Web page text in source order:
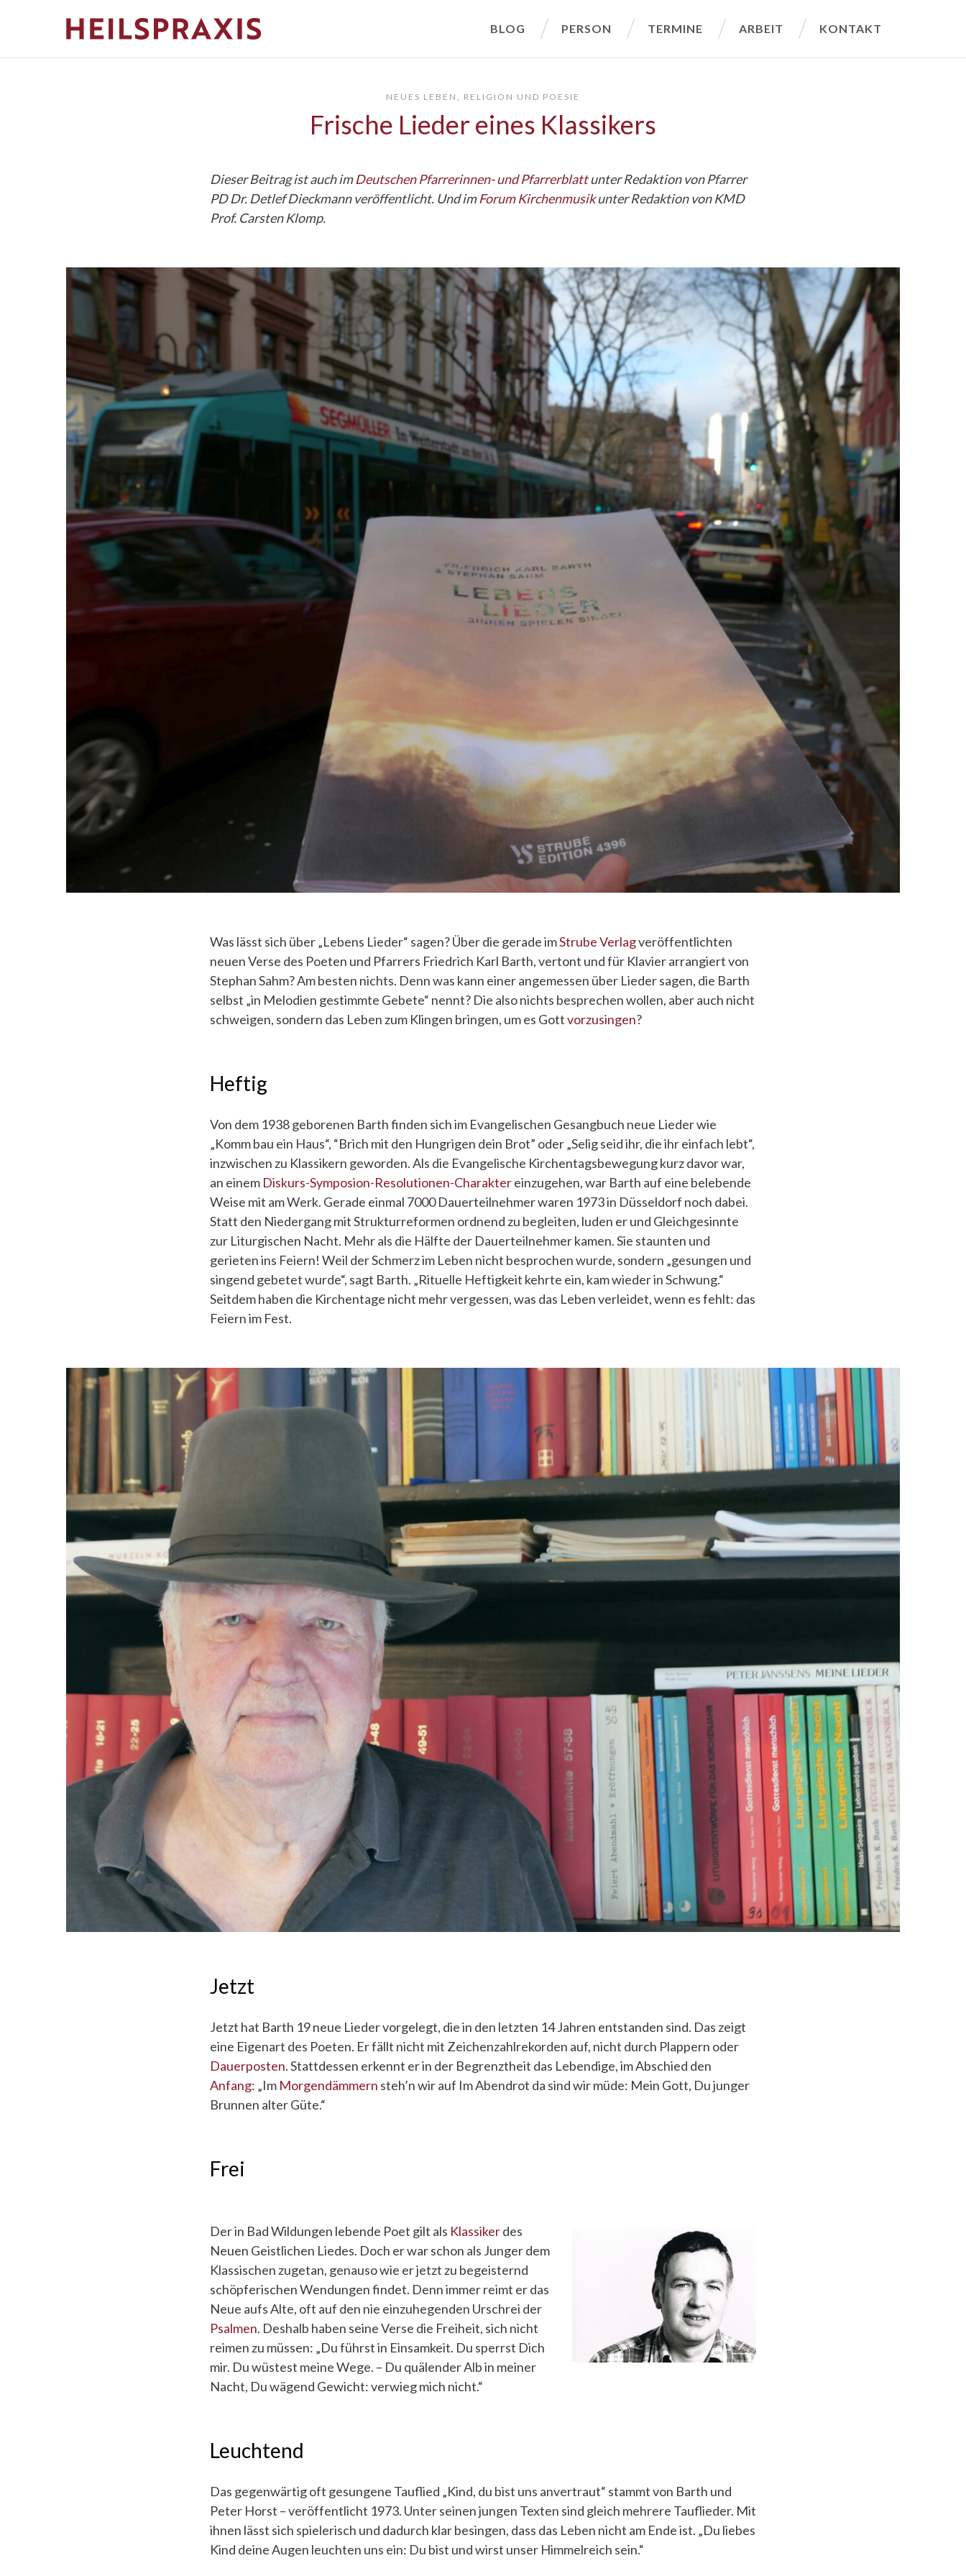
BLOG PERSON TERMINE ARBEIT KONTAKT
NEUES LEBEN , RELIGION UND POESIE
Frische Lieder eines Klassikers
Dieser Beitrag ist auch imDeutschen Pfarrerinnen- und Pfarrerblattunter Redaktion von Pfarrer
PD Dr. Detlef Dieckmann veröffentlicht. Und imForum Kirchenmusikunter Redaktion von KMD
Prof. Carsten Klomp.
Was lässt sich über „Lebens Lieder“ sagen? Über die gerade imStrube Verlagveröffentlichten
neuen Verse des Poeten und Pfarrers Friedrich Karl Barth, vertont und für Klavier arrangiert von
Stephan Sahm? Am besten nichts. Denn was kann einer angemessen über Lieder sagen, die Barth
selbst „in Melodien gestimmte Gebete“ nennt? Die also nichts besprechen wollen, aber auch nicht
schweigen, sondern das Leben zum Klingen bringen, um es Gottvorzusingen?
Heftig
Von dem 1938 geborenen Barth finden sich im Evangelischen Gesangbuch neue Lieder wie
„Komm bau ein Haus“, “Brich mit den Hungrigen dein Brot” oder „Selig seid ihr, die ihr einfach lebt“,
inzwischen zu Klassikern geworden. Als die Evangelische Kirchentagsbewegung kurz davor war,
an einem Diskurs-Symposion-Resolutionen-Charaktereinzugehen, war Barth auf eine belebende
Weise mit am Werk. Gerade einmal 7000 Dauerteilnehmer waren 1973 in Düsseldorf noch dabei.
Statt den Niedergang mit Strukturreformen ordnend zu begleiten, luden er und Gleichgesinnte
zur Liturgischen Nacht. Mehr als die Hälfte der Dauerteilnehmer kamen. Sie staunten und
gerieten ins Feiern! Weil der Schmerz im Leben nicht besprochen wurde, sondern „gesungen und
singend gebetet wurde“, sagt Barth. „Rituelle Heftigkeit kehrte ein, kam wieder in Schwung.“
Seitdem haben die Kirchentage nicht mehr vergessen, was das Leben verleidet, wenn es fehlt: das
Feiern im Fest.
Jetzt
Jetzt hat Barth 19 neue Lieder vorgelegt, die in den letzten 14 Jahren entstanden sind. Das zeigt
eine Eigenart des Poeten. Er fällt nicht mit Zeichenzahlrekorden auf, nicht durch Plappern oder
Dauerposten. Stattdessen erkennt er in der Begrenztheit das Lebendige, im Abschied den
Anfang: „Im Morgendämmern steh’n wir auf Im Abendrot da sind wir müde: Mein Gott, Du junger
Brunnen alter Güte.“
Frei
Der in Bad Wildungen lebende Poet gilt als Klassikerdes
Neuen Geistlichen Liedes. Doch er war schon als Junger dem
Klassischen zugetan, genauso wie er jetzt zu begeisternd
schöpferischen Wendungen findet. Denn immer reimt er das
Neue aufs Alte, oft auf den nie einzuhegenden Urschrei der
Psalmen. Deshalb haben seine Verse die Freiheit, sich nicht
reimen zu müssen: „Du führst in Einsamkeit. Du sperrst Dich
mir. Du wüstest meine Wege. – Du quälender Alb in meiner
Nacht, Du wägend Gewicht: verwieg mich nicht.“
Leuchtend
Das gegenwärtig oft gesungene Tauflied „Kind, du bist uns anvertraut“ stammt von Barth und
Peter Horst – veröffentlicht 1973. Unter seinen jungen Texten sind gleich mehrere Tauflieder. Mit
ihnen lässt sich spielerisch und dadurch klar besingen, dass das Leben nicht am Ende ist. „Du liebes
Kind deine Augen leuchten uns ein: Du bist und wirst unser Himmelreich sein.“